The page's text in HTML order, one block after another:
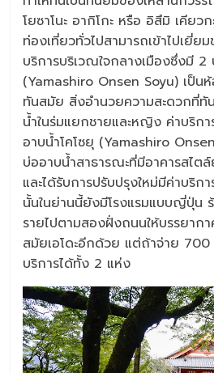
โยซาโนะ อากิโกะ หรือ อิสึมิ เคียว
ท่องเที่ยวทั่วไปสามารถเข้าไปเยี่ย
บริการบริเวณใจกลางเมืองซึ่งมี
(Yamashiro Onsen Soyu) เป็น
ทันสมัย สิ่งอำนวยความสะดวกที่
น้ำในร่มแยกชายและหญิง ค่าบริก
อาบน้ำโคโซยุ (Yamashiro
บ่ออาบน้ำสาธารณะที่มีอาคารสไ
และได้รับการปรับปรุงใหม่มีค่าบริ
นั้นในย่านนี้ยังมีโรงแรมแบบญี่ปุ่น
รายไปตามสองฝั่งถนนให้บรรยาก
สมัยเอโดะอีกด้วย แต่ถ้าจ่าย 700
บริการได้ทั้ง 2 แห่ง